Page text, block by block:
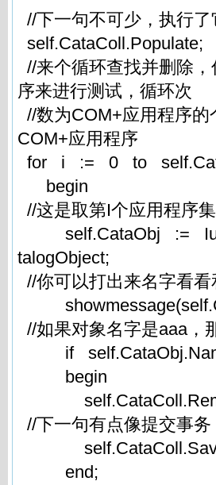
//下一句不可少，执行
self.CataColl.Populate;
//来个循环查找并删除
序来进行测试，循环次
//数为COM+应用程序
COM+应用程序
for i := 0 to
begin
//这是取第I个应用程序
self.CataObj :=
talogObject;
//你可以打出来名字看
//如果对象名字是aaa
if
begin
//下一句有点像提交事
end;